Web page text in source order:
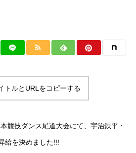
ます!!!
トルとURLをコピーする
競技ダンス尾道大会にて、宇治鉄平・
給を決めました!!!